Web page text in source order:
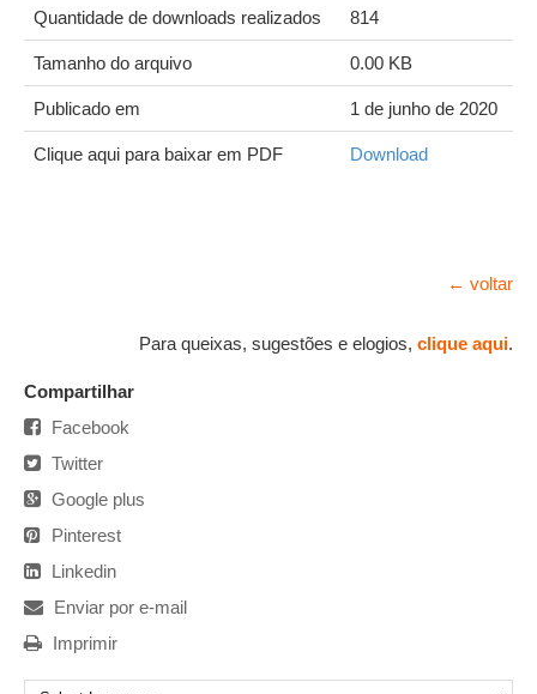
Quantidade de downloads realizados 814
Tamanho do arquivo 0.00 KB
Publicado em 1 de junho de 2020
Clique aqui para baixar em PDF Download
← voltar
Para queixas, sugestões e elogios, clique aqui.
Compartilhar
Facebook
Twitter
Google plus
Pinterest
Linkedin
Enviar por e-mail
Imprimir